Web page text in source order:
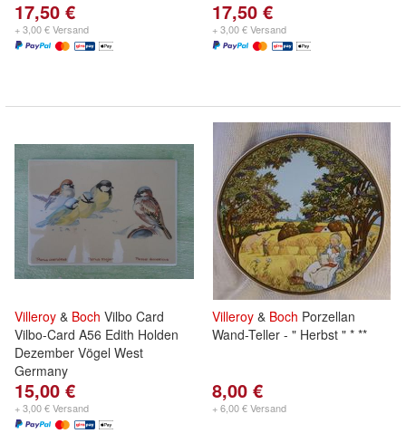
17,50 €
+ 3,00 € Versand
17,50 €
+ 3,00 € Versand
Villeroy & Boch Vilbo Card
Vilbo-Card A56 Edith Holden
Dezember Vögel West
Germany
15,00 €
+ 3,00 € Versand
Villeroy & Boch Porzellan
Wand-Teller - " Herbst " * **
8,00 €
+ 6,00 € Versand